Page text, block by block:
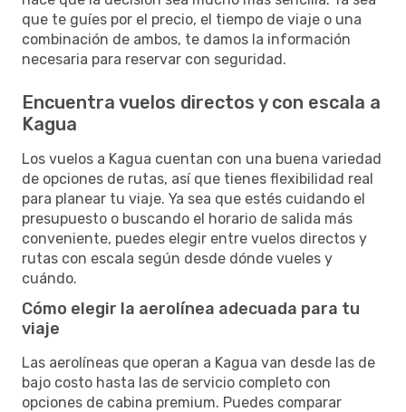
que te guíes por el precio, el tiempo de viaje o una
combinación de ambos, te damos la información
necesaria para reservar con seguridad.
Encuentra vuelos directos y con escala a
Kagua
Los vuelos a Kagua cuentan con una buena variedad
de opciones de rutas, así que tienes flexibilidad real
para planear tu viaje. Ya sea que estés cuidando el
presupuesto o buscando el horario de salida más
conveniente, puedes elegir entre vuelos directos y
rutas con escala según desde dónde vueles y
cuándo.
Cómo elegir la aerolínea adecuada para tu
viaje
Las aerolíneas que operan a Kagua van desde las de
bajo costo hasta las de servicio completo con
opciones de cabina premium. Puedes comparar